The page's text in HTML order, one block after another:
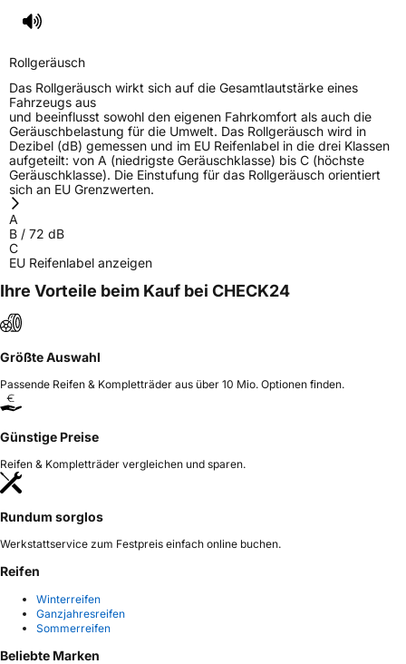
EPREL ID
Allgemeine Produktsicherheit (GPSR)
Herstellerkontakt
PNEUMATIQUES MICHELIN, place des
Carmes-Déchaux 23 63000 Clermont-
Ferrand Frankreich, contact@tc.michelin.eu
Rollgeräusch
Das Rollgeräusch wirkt sich auf die Gesamtlautstärke eines
Fahrzeugs aus
und beeinflusst sowohl den eigenen Fahrkomfort als auch die
Geräuschbelastung für die Umwelt. Das Rollgeräusch wird in
Dezibel (dB) gemessen und im EU Reifenlabel in die drei Klassen
aufgeteilt: von A (niedrigste Geräuschklasse) bis C (höchste
Geräuschklasse). Die Einstufung für das Rollgeräusch orientiert
sich an EU Grenzwerten.
A
B / 72 dB
C
EU Reifenlabel anzeigen
Ihre Vorteile beim Kauf bei CHECK24
Größte Auswahl
Passende Reifen & Kompletträder aus über 10 Mio. Optionen finden.
Günstige Preise
Reifen & Kompletträder vergleichen und sparen.
Rundum sorglos
Werkstattservice zum Festpreis einfach online buchen.
Reifen
Winterreifen
Ganzjahresreifen
Sommerreifen
Beliebte Marken